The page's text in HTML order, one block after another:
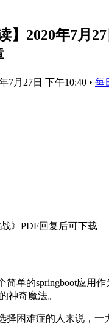
】2020年7月
7月27日 下午10:40 • 每
》PDF回复后可下载
简单的springboot应用
神奇魔法。
择困难症的人来说，一